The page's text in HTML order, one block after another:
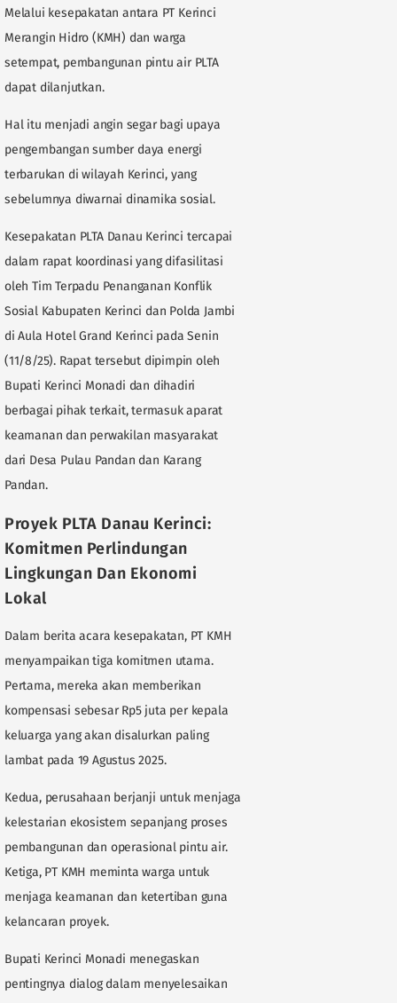
Melalui kesepakatan antara PT Kerinci
Merangin Hidro (KMH) dan warga
setempat, pembangunan pintu air PLTA
dapat dilanjutkan.
Hal itu menjadi angin segar bagi upaya
pengembangan sumber daya energi
terbarukan di wilayah Kerinci, yang
sebelumnya diwarnai dinamika sosial.
Kesepakatan PLTA Danau Kerinci tercapai
dalam rapat koordinasi yang difasilitasi
oleh Tim Terpadu Penanganan Konflik
Sosial Kabupaten Kerinci dan Polda Jambi
di Aula Hotel Grand Kerinci pada Senin
(11/8/25). Rapat tersebut dipimpin oleh
Bupati Kerinci Monadi dan dihadiri
berbagai pihak terkait, termasuk aparat
keamanan dan perwakilan masyarakat
dari Desa Pulau Pandan dan Karang
Pandan.
Proyek PLTA Danau Kerinci:
Komitmen Perlindungan
Lingkungan Dan Ekonomi
Lokal
Dalam berita acara kesepakatan, PT KMH
menyampaikan tiga komitmen utama.
Pertama, mereka akan memberikan
kompensasi sebesar Rp5 juta per kepala
keluarga yang akan disalurkan paling
lambat pada 19 Agustus 2025.
Kedua, perusahaan berjanji untuk menjaga
kelestarian ekosistem sepanjang proses
pembangunan dan operasional pintu air.
Ketiga, PT KMH meminta warga untuk
menjaga keamanan dan ketertiban guna
kelancaran proyek.
Bupati Kerinci Monadi menegaskan
pentingnya dialog dalam menyelesaikan